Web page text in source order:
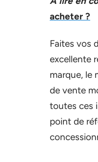
acheter ?
Faites vos
excellente
marque, le
de vente
toutes ces
point de